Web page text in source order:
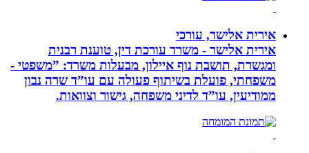
אירית אלישר, עורכי
אירית אלישר - משרד עורכת דין, טוענת רבנית
ומגשרת, תושבת נוף איילון, מבעלות משרד: ”משפטי -
משפחתי, פועלת בשיתוף פעולה עם עו”ד שרה נבון
ממודיעין, עו”ד לדיני משפחה, גישור וצוואות.